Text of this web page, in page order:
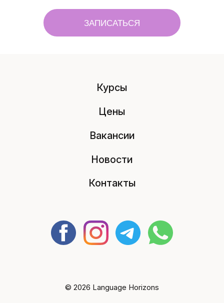
ЗАПИСАТЬСЯ
Курсы
Цены
Вакансии
Новости
Контакты
© 2026 Language Horizons